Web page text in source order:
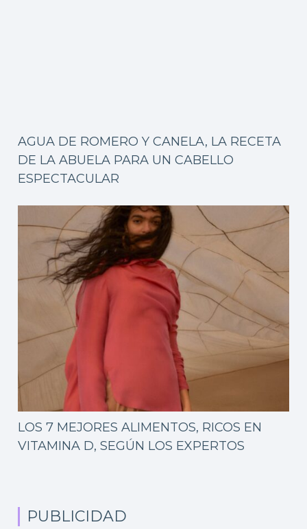
AGUA DE ROMERO Y CANELA, LA RECETA
DE LA ABUELA PARA UN CABELLO
ESPECTACULAR
LOS 7 MEJORES ALIMENTOS, RICOS EN
VITAMINA D, SEGÚN LOS EXPERTOS
PUBLICIDAD